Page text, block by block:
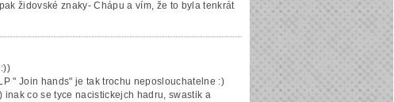
židovské znaky- Chápu a vím, že to byla tenkrát
" Join hands" je tak trochu neposlouchatelne :)
co se tyce nacistickejch hadru, swastik a